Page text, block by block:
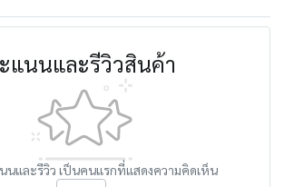
แนนและรีวิวสินค้า
นและรีวิว เป็นคนแรกที่แสดงความคิดเห็น